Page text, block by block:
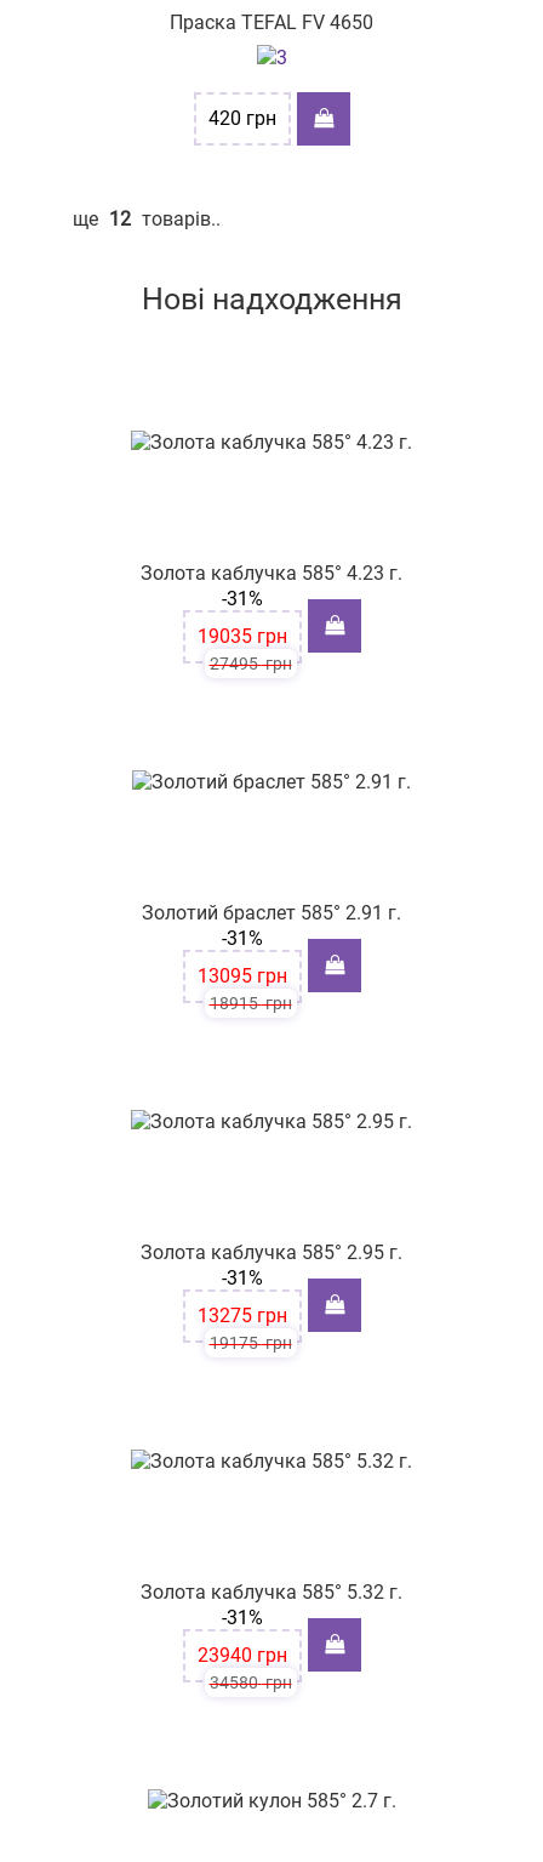
Праска TEFAL FV 4650
420 грн
ще 12 товарів..
Нові надходження
Золота каблучка 585° 4.23 г.
27495грн
-31%
19035грн
Золотий браслет 585° 2.91 г.
18915грн
-31%
13095грн
Золота каблучка 585° 2.95 г.
19175грн
-31%
13275грн
Золота каблучка 585° 5.32 г.
34580грн
-31%
23940 грн